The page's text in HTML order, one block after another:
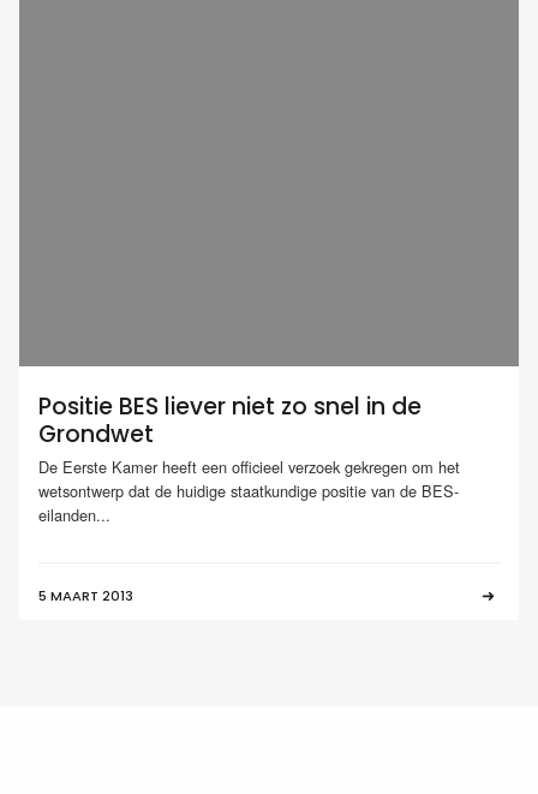
Positie BES liever niet zo snel in de
Grondwet
De Eerste Kamer heeft een officieel verzoek gekregen om het
wetsontwerp dat de huidige staatkundige positie van de BES-
eilanden...
5 MAART 2013